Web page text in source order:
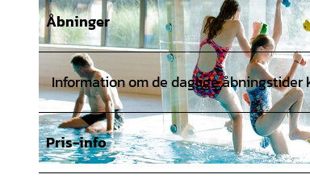
Åbninger
Information om de daglige åbningstider
Pris-info